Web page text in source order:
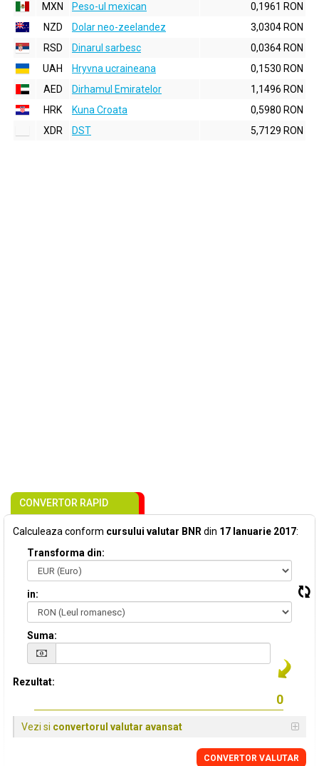
MXN
Peso-ul mexican
0,1961 RON
NZD
Dolar neo-zeelandez
3,0304 RON
RSD
Dinarul sarbesc
0,0364 RON
UAH
Hryvna ucraineana
0,1530 RON
AED
Dirhamul Emiratelor
1,1496 RON
HRK
Kuna Croata
0,5980 RON
XDR
DST 5,7129 RON
CONVERTOR RAPID
Calculeaza conform cursului valutar BNR din 17 Ianuarie 2017:
Transforma din:
in:
Suma:
Rezultat:
Vezi si convertorul valutar avansat
CONVERTOR VALUTAR